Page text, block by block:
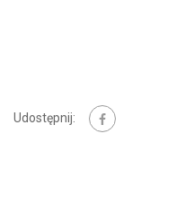
Udostępnij: